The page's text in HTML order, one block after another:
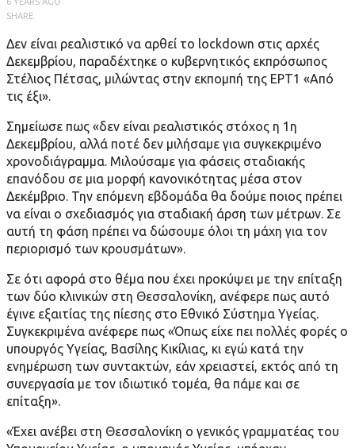
SHARE
Δεν είναι ρεαλιστικό να αρθεί το lockdown στις αρχές
Δεκεμβρίου, παραδέχτηκε ο κυβερνητικός εκπρόσωπος
Στέλιος Πέτσας, μιλώντας στην εκπομπή της ΕΡΤ1 «Από
τις έξι».
Σημείωσε πως «δεν είναι ρεαλιστικός στόχος η 1η
Δεκεμβρίου, αλλά ποτέ δεν μιλήσαμε για συγκεκριμένο
χρονοδιάγραμμα. Μιλούσαμε για φάσεις σταδιακής
επανόδου σε μια μορφή κανονικότητας μέσα στον
Δεκέμβριο. Την επόμενη εβδομάδα θα δούμε ποιος πρέπει
να είναι ο σχεδιασμός για σταδιακή άρση των μέτρων. Σε
αυτή τη φάση πρέπει να δώσουμε όλοι τη μάχη για τον
περιορισμό των κρουσμάτων».
Σε ότι αφορά στο θέμα που έχει προκύψει με την επίταξη
των δύο κλινικών στη Θεσσαλονίκη, ανέφερε πως αυτό
έγινε εξαιτίας της πίεσης στο Εθνικό Σύστημα Υγείας.
Συγκεκριμένα ανέφερε πως «Όπως είχε πει πολλές φορές ο
υπουργός Υγείας, Βασίλης Κικίλιας, κι εγώ κατά την
ενημέρωση των συντακτών, εάν χρειαστεί, εκτός από τη
συνεργασία με τον ιδιωτικό τομέα, θα πάμε και σε
επίταξη».
«Έχει ανέβει στη Θεσσαλονίκη ο γενικός γραμματέας του